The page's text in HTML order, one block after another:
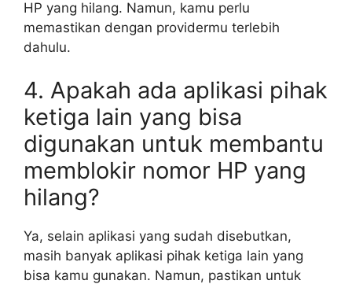
HP yang hilang. Namun, kamu perlu
memastikan dengan providermu terlebih
dahulu.
4. Apakah ada aplikasi pihak
ketiga lain yang bisa
digunakan untuk membantu
memblokir nomor HP yang
hilang?
Ya, selain aplikasi yang sudah disebutkan,
masih banyak aplikasi pihak ketiga lain yang
bisa kamu gunakan. Namun, pastikan untuk